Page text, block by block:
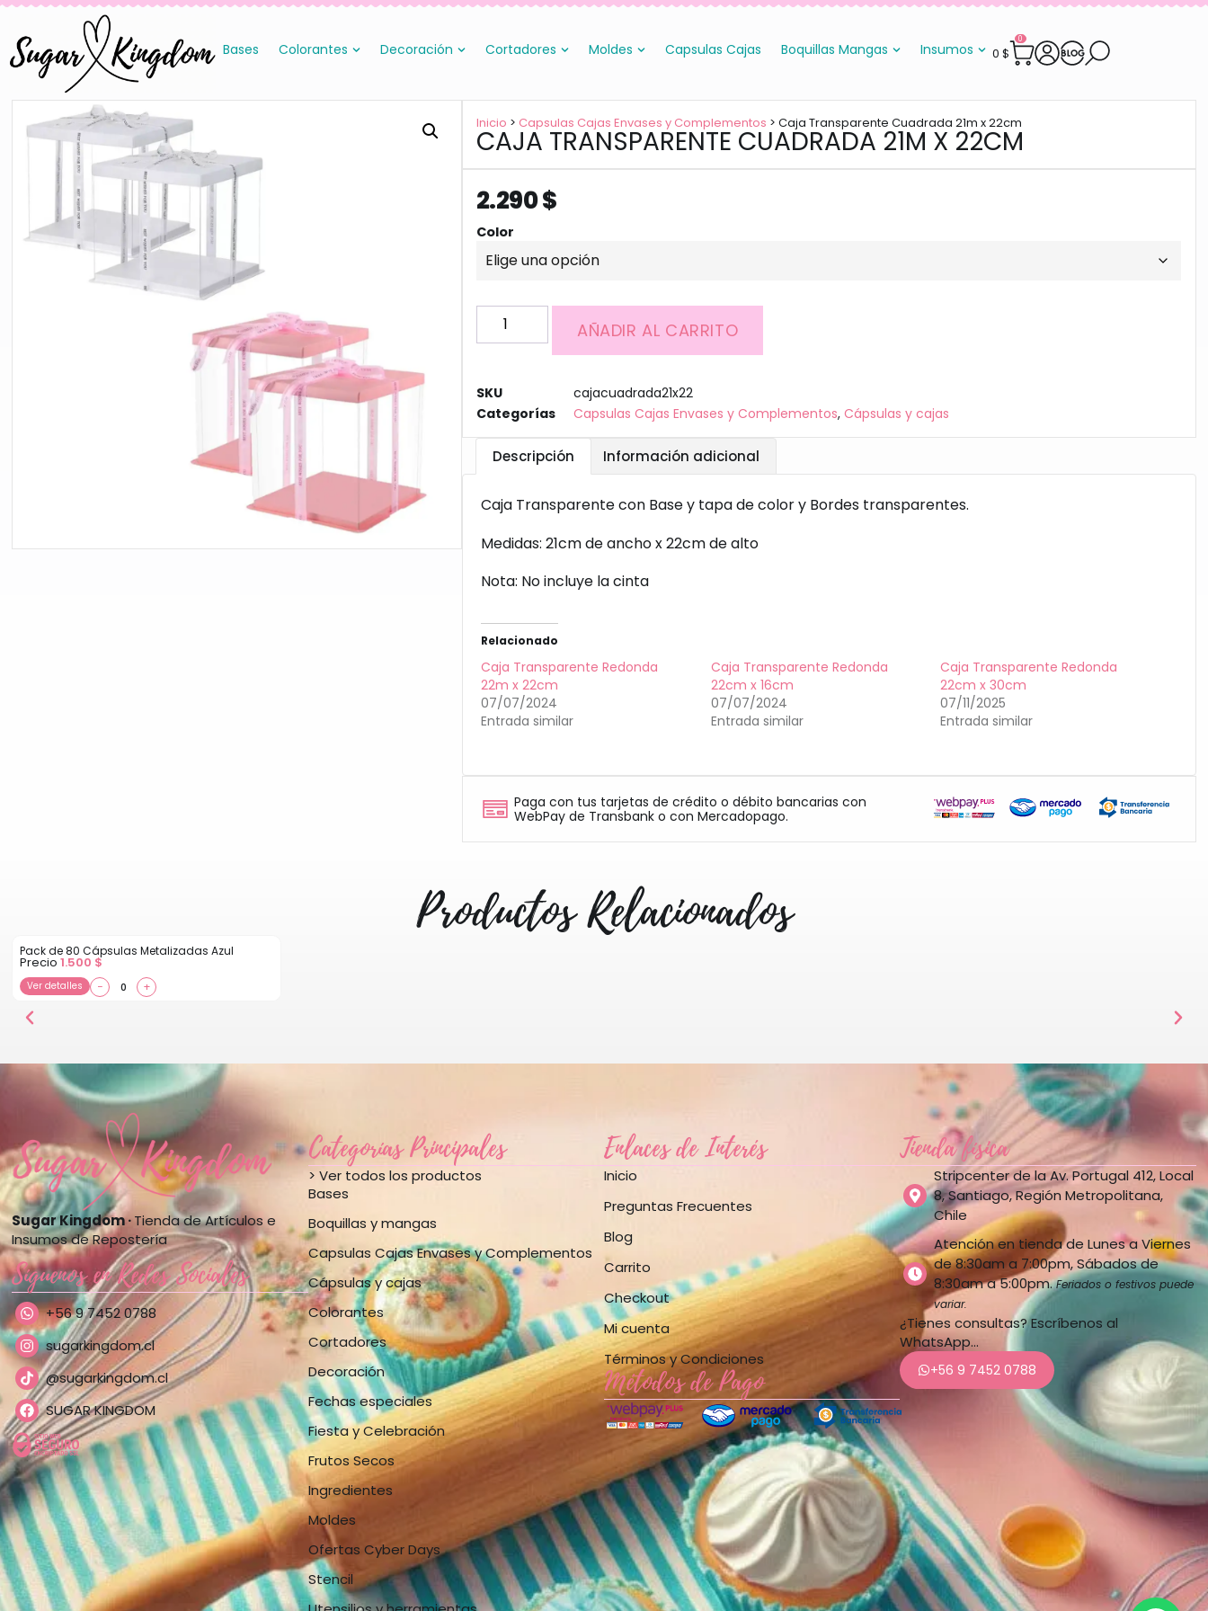
Bases Colorantes Decoración Cortadores Moldes Capsulas Cajas Boquillas Mangas Insumos 0 $
0
Inicio > Capsulas Cajas Envases y Complementos > Caja Transparente Cuadrada 21m x 22cm
CAJA TRANSPARENTE CUADRADA 21M X 22CM
2.290$
Color
AÑADIR AL CARRITO
SKU
cajacuadrada21x22
Categorías
Capsulas Cajas Envases y Complementos, Cápsulas y cajas
Descripción Información adicional
Caja Transparente con Base y tapa de color y Bordes transparentes.
Medidas: 21cm de ancho x 22cm de alto
Nota: No incluye la cinta
Relacionado
Caja Transparente Redonda
22m x 22cm
07/07/2024
Entrada similar
Caja Transparente Redonda
22cm x 16cm
07/07/2024
Entrada similar
Caja Transparente Redonda
22cm x 30cm
07/11/2025
Entrada similar
Paga con tus tarjetas de crédito o débito bancarias con
WebPay de Transbank o con Mercadopago.
Productos Relacionados
Pack de 80 Cápsulas Metalizadas Azul
Precio1.500 $
Ver detalles − +
Sugar Kingdom ·Tienda de Artículos e
Insumos de Repostería
Síguenos en Redes Sociales
+56 9 7452 0788
sugarkingdom.cl
@sugarkingdom.cl
SUGAR KINGDOM
Categorías Principales
> Ver todos los productos
Bases
Boquillas y mangas
Capsulas Cajas Envases y Complementos
Cápsulas y cajas
Colorantes
Cortadores
Decoración
Fechas especiales
Fiesta y Celebración
Frutos Secos
Ingredientes
Moldes
Ofertas Cyber Days
Stencil
Enlaces de Interés
Inicio
Preguntas Frecuentes
Blog
Carrito
Checkout
Mi cuenta
Términos y Condiciones
Métodos de Pago
Tienda física
Stripcenter de la Av. Portugal 412, Local
8, Santiago, Región Metropolitana,
Chile
Atención en tienda de Lunes a Viernes
de 8:30am a 7:00pm, Sábados de
8:30am a 5:00pm.Feriados o festivos puede
variar.
¿Tienes consultas? Escríbenos al
WhatsApp…
+56 9 7452 0788